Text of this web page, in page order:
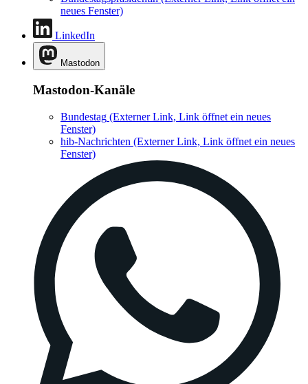
neues Fenster)
LinkedIn
Mastodon
Mastodon-Kanäle
Bundestag (Externer Link, Link öffnet ein neues
Fenster)
hib-Nachrichten (Externer Link, Link öffnet ein neues
Fenster)